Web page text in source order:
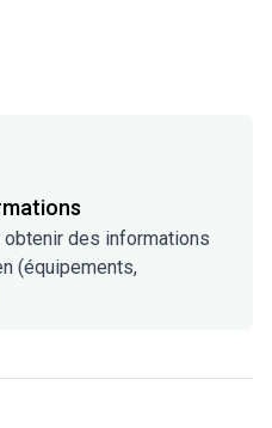
obtenir des informations
(équipements,